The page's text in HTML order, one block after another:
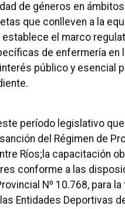
de géneros en
que conlleven a la
establece el marco
de enfermería en
público y esencial
período legislativo
del Régimen de
Ríos; la capacitación
conforme a las
Nº 10.768, para
Entidades Deportivas